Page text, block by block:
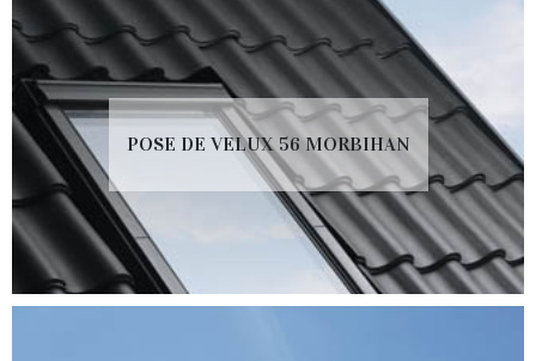
POSE DE VELUX 56 MORBIHAN